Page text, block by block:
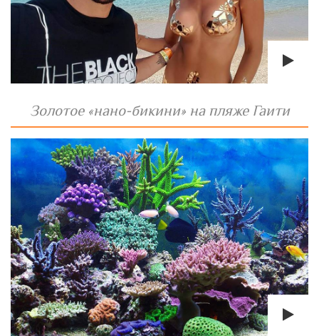
Золотое «нано-бикини» на пляже Гаити